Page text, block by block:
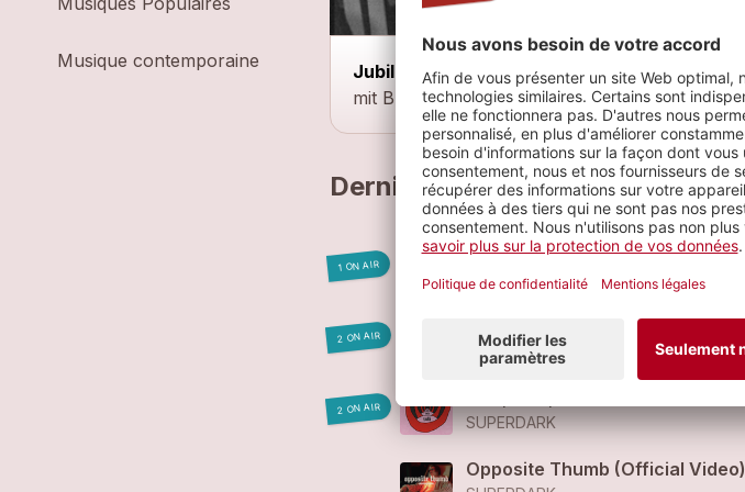
Musique contemporaine
Jubiläumshows
mit Bumblebees (CH)
Derniers morceaux
1 ON AIR
Drift King
SUPERDARK
2 ON AIR
SUPERDARK
2 ON AIR
SUPERDARK
Opposite Thumb (Official Video)